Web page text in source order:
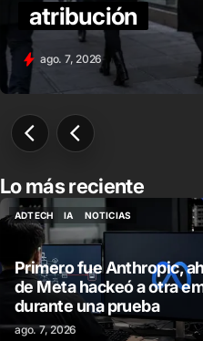
atribución
ago. 7, 2026
Lo más reciente
ADTECH
ADTECH
IA
IA
NOTICIAS
NOTICIAS
Primero fue Anthropic,
de Meta hackeó a otra
durante una prueba
ago. 7, 2026